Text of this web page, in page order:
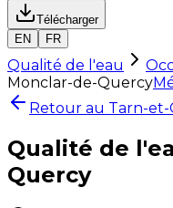
Télécharger
EN
FR
Qualité de l'eau
Monclar-de-Quercy
Retour au Tarn-et-
Qualité de
Quercy